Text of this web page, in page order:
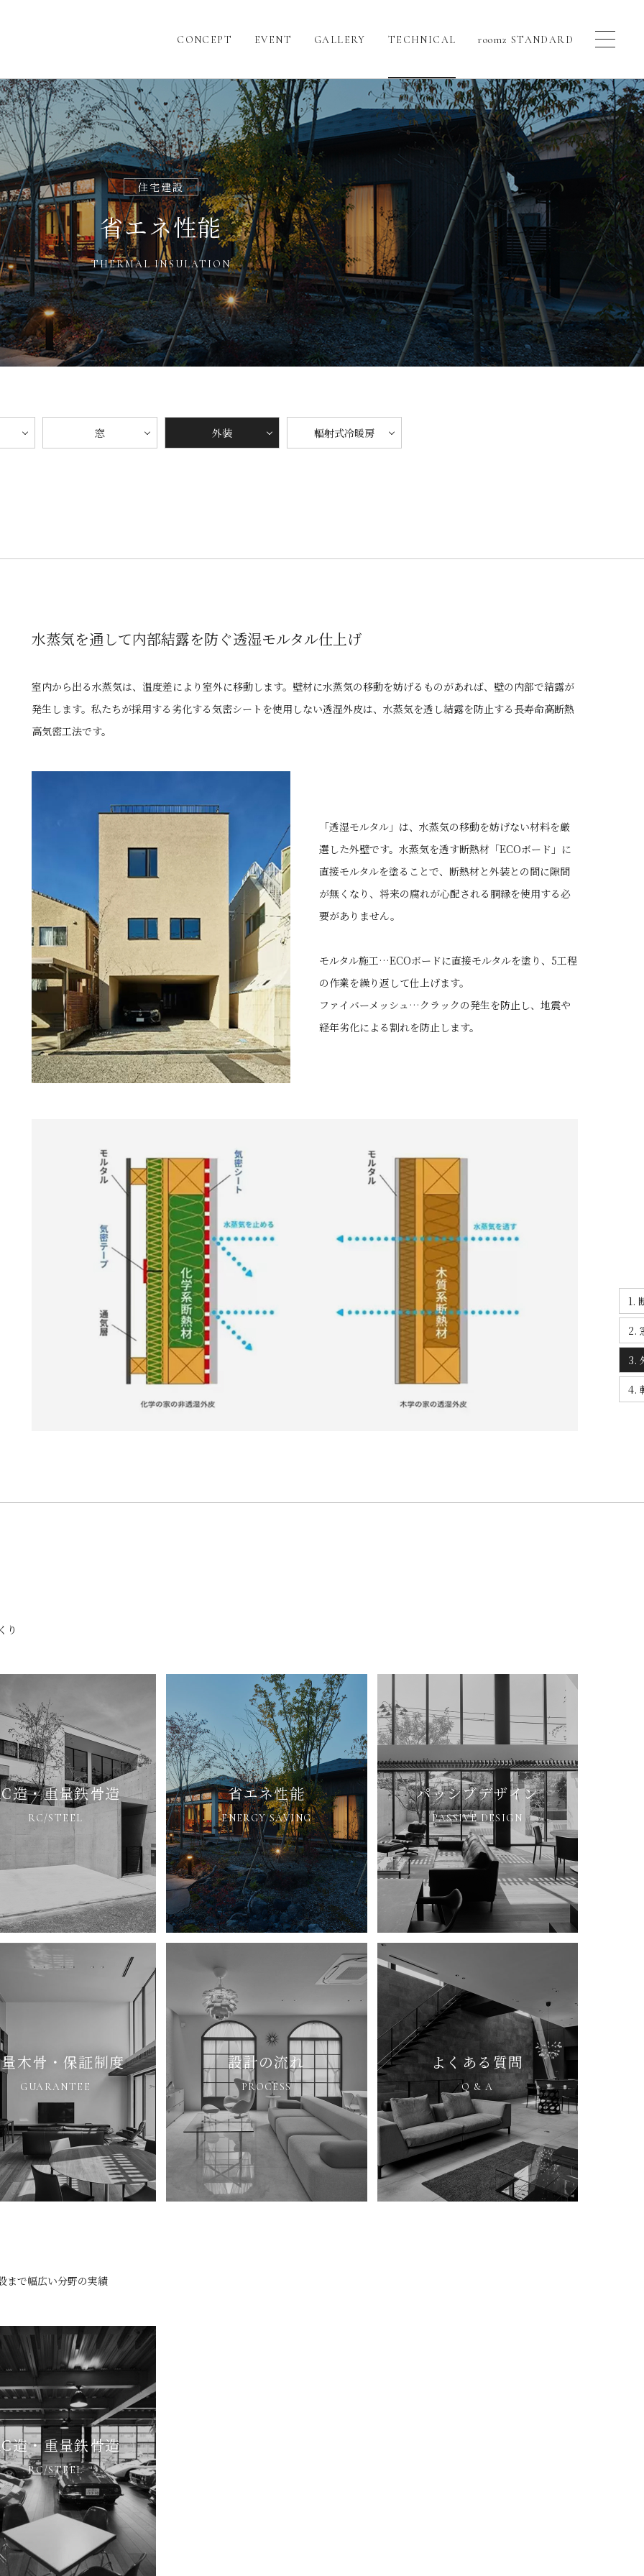
CONCEPT EVENT GALLERY TECHNICAL roomz STANDARD
住宅建設
省エネ性能
THERMAL INSULATION
窓 外装 輻射式冷暖房
水蒸気を通して内部結露を防ぐ透湿モルタル仕上げ
室内から出る水蒸気は、温度差により室外に移動します。壁材に水蒸気の移動を妨げるものがあれば、壁の内部で結露が
発生します。私たちが採用する劣化する気密シートを使用しない透湿外皮は、水蒸気を透し結露を防止する長寿命高断熱
高気密工法です。
「透湿モルタル」は、水蒸気の移動を妨げない材料を厳
選した外壁です。水蒸気を透す断熱材「ECOボード」に
直接モルタルを塗ることで、断熱材と外装との間に隙間
が無くなり、将来の腐れが心配される胴縁を使用する必
要がありません。
モルタル施工…ECOボードに直接モルタルを塗り、5工程
の作業を繰り返して仕上げます。
ファイバーメッシュ…クラックの発生を防止し、地震や
経年劣化による割れを防止します。
り
造・重量鉄骨造
RC/STEEL
省エネ性能
ENERGY SAVING
パッシブデザイン
PASSIVE DESIGN
木骨・保証制度
GUARANTEE
設計の流れ
PROCESS
よくある質問
Q & A
まで幅広い分野の実績
造・重量鉄骨造
RC/STEEL